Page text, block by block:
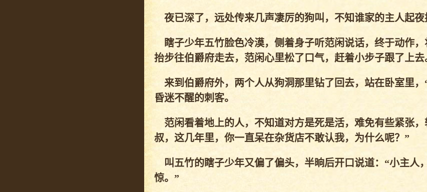
夜已深了，远处传来几声凄厉的狗叫，不知谁家的主人起夜
瞎子少年五竹脸色冷漠，侧着身子听范闲说话，终于动作，
抬步往伯爵府走去，范闲心里松了口气，赶着小步子跟了上去
来到伯爵府外，两个人从狗洞那里钻了回去，站在卧室里，
昏迷不醒的刺客。
范闲看着地上的人，不知道对方是死是活，难免有些紧张，
叔，这几年里，你一直呆在杂货店不敢认我，为什么呢？”
叫五竹的瞎子少年又偏了偏头，半晌后开口说道：“小主人
惊。”